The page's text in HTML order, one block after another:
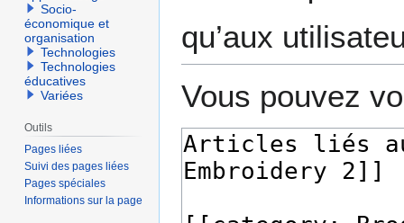
qu’aux
Vous pouvez
Socio-
économique et
organisation
Technologies
Technologies
éducatives
Variées
Outils
Pages liées
Suivi des pages liées
Pages spéciales
Informations sur la page